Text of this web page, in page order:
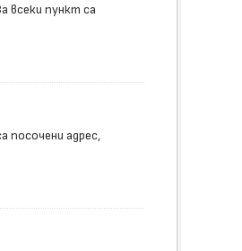
всеки пункт са
посочени адрес,